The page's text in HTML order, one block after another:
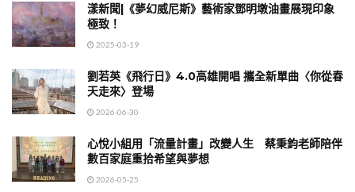
漾新聞|《夢幻威尼斯》藝術家鄧明墩油畫展現印象
極致！
2025-03-19
劉若英《飛行日》4.0高雄開唱 攜全新單曲〈你從春
天走來〉登場
2026-06-30
心悅小組用「流量計畫」改變人生 蔡秉鈞老師陪伴
數百家庭重拾希望與夢想
2026-05-25